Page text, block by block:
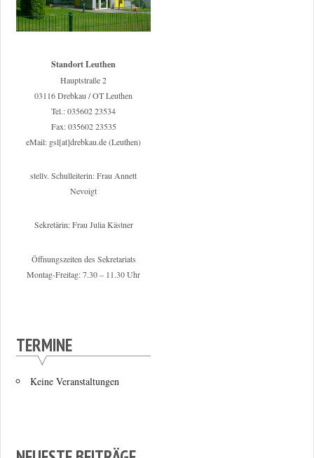
Standort Leuthen
Hauptstraße 2
03116 Drebkau / OT Leuthen
Tel.: 035602 23534
Fax: 035602 23535
eMail: gsl[at]drebkau.de (Leuthen)
stellv. Schulleiterin: Frau Annett
Nevoigt
Sekretärin: Frau Julia Kästner
Öffnungszeiten des Sekretariats
Montag-Freitag: 7.30 – 11.30 Uhr
TERMINE
Keine Veranstaltungen